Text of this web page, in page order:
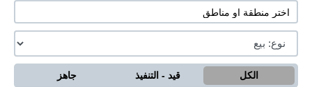
الكل قيد - التنفيذ جاهز